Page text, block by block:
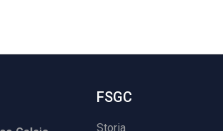
FSGC
Storia